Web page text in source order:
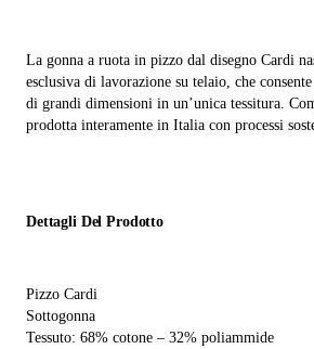
La gonna a ruota in pizzo dal disegno Cardi
esclusiva di lavorazione su telaio, che
di grandi dimensioni in un’unica tessitura.
prodotta interamente in Italia con processi
Dettagli Del Prodotto
Pizzo Cardi
Sottogonna
Tessuto: 68% cotone – 32% poliammide